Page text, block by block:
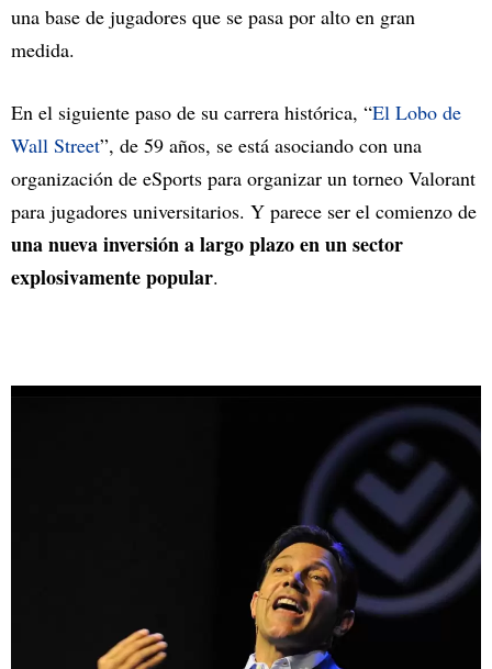
una base de jugadores que se pasa por alto en gran
medida.
En el siguiente paso de su carrera histórica, “El Lobo de
Wall Street”, de 59 años, se está asociando con una
organización de eSports para organizar un torneo Valorant
para jugadores universitarios. Y parece ser el comienzo de
una nueva inversión a largo plazo en un sector
explosivamente popular.